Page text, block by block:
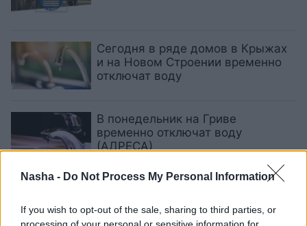
Nasha - Do Not Process My Personal Information
If you wish to opt-out of the sale, sharing to third parties, or
Сегодня в ряде домов в Крыжах
и на Новом Строении временно
отключат воду
В понедельник на Гриве
временно отключат воду
(АДРЕСА)